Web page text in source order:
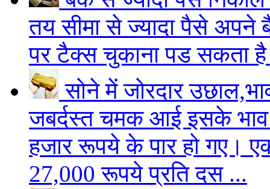
तय सीमा से ज्यादा पैसे
पर टैक्स चुकाना पड सकता
सोने में जोरदार
जबर्दस्त चमक आई इसके
हजार रूपये के पार हो गए।
27,000 रूपये प्रति दस ...